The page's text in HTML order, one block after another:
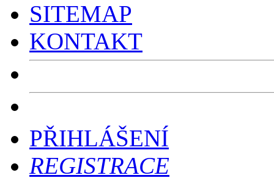
SITEMAP
KONTAKT
PŘIHLÁŠENÍ
REGISTRACE